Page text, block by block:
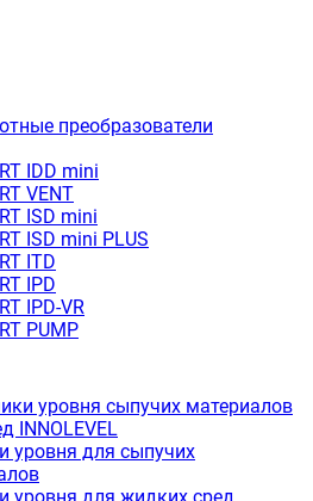
преобразователи
IDD mini
VENT
ISD mini
ISD mini PLUS
ITD
IРD
IРD-VR
PUMP
уровня сыпучих материалов
INNOLEVEL
уровня для сыпучих
уровня для жидких сред